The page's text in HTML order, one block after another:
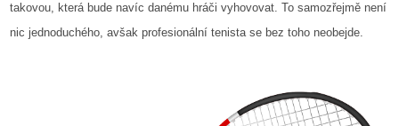
takovou, která bude navíc danému hráči vyhovovat. To samozřejmě není
nic jednoduchého, avšak profesionální tenista se bez toho neobejde.